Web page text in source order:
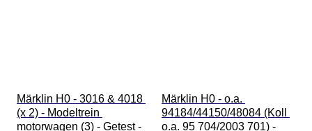
Märklin H0 - 3016 & 4018
(x 2) - Modeltrein
motorwagen (3) - Getest -
Märklin H0 - o.a.
94184/44150/48084 (Koll
o.a. 95 704/2003 701) -